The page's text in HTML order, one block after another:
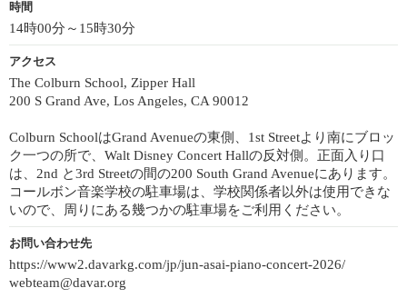
時間
14時00分～15時30分
アクセス
The Colburn School, Zipper Hall
200 S Grand Ave, Los Angeles, CA 90012
Colburn SchoolはGrand Avenueの東側、1st Streetより南にブロッ
ク一つの所で、Walt Disney Concert Hallの反対側。正面入り口
は、2nd と3rd Streetの間の200 South Grand Avenueにあります。
コールボン音楽学校の駐車場は、学校関係者以外は使用できな
いので、周りにある幾つかの駐車場をご利用ください。
お問い合わせ先
https://www2.davarkg.com/jp/jun-asai-piano-concert-2026/
webteam@davar.org